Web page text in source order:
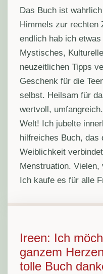
Das Buch ist
Himmels zur rechten
endlich hab ich
Mystisches,
neuzeitlichen Tipps
Geschenk für die
selbst. Heilsam für
wertvoll,
Welt! Ich jubelte
hilfreiches Buch, das
Weiblichkeit
Menstruation.
Ich kaufe es für alle
Ireen: Ich
ganzem
tolle Buch